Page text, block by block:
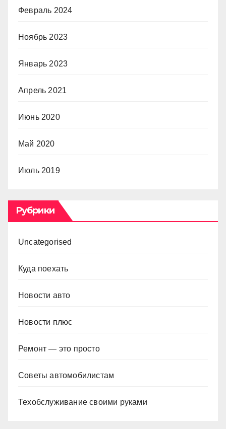
Февраль 2024
Ноябрь 2023
Январь 2023
Апрель 2021
Июнь 2020
Май 2020
Июль 2019
Рубрики
Uncategorised
Куда поехать
Новости авто
Новости плюс
Ремонт — это просто
Советы автомобилистам
Техобслуживание своими руками